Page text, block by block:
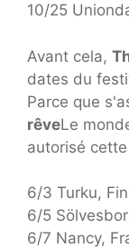
10/25
Avant cela,
dates du
Parce que
rêveLe
autorisé
6/3 Turku,
6/5
6/7 Nancy,